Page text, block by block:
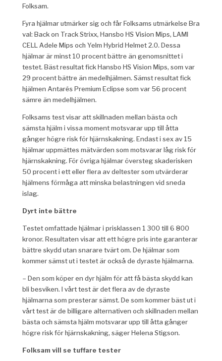
Folksam.
Fyra hjälmar utmärker sig och får Folksams utmärkelse Bra
val: Back on Track Strixx, Hansbo HS Vision Mips, LAMI
CELL Adele Mips och Yelm Hybrid Helmet 2.0. Dessa
hjälmar är minst 10 procent bättre än genomsnittet i
testet. Bäst resultat fick Hansbo HS Vision Mips, som var
29 procent bättre än medelhjälmen. Sämst resultat fick
hjälmen Antarés Premium Eclipse som var 56 procent
sämre än medelhjälmen.
Folksams test visar att skillnaden mellan bästa och
sämsta hjälm i vissa moment motsvarar upp till åtta
gånger högre risk för hjärnskakning. Endast i sex av 15
hjälmar uppmättes mätvärden som motsvarar låg risk för
hjärnskakning. För övriga hjälmar översteg skaderisken
50 procent i ett eller flera av deltester som utvärderar
hjälmens förmåga att minska belastningen vid sneda
islag.
Dyrt inte bättre
Testet omfattade hjälmar i prisklassen 1 300 till 6 800
kronor. Resultaten visar att ett högre pris inte garanterar
bättre skydd utan snarare tvärt om. De hjälmar som
kommer sämst ut i testet är också de dyraste hjälmarna.
– Den som köper en dyr hjälm för att få bästa skydd kan
bli besviken. I vårt test är det flera av de dyraste
hjälmarna som presterar sämst. De som kommer bäst ut i
vårt test är de billigare alternativen och skillnaden mellan
bästa och sämsta hjälm motsvarar upp till åtta gånger
högre risk för hjärnskakning, säger Helena Stigson.
Folksam vill se tuffare tester